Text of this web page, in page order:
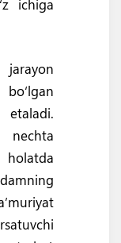
ichiga
etaladi.